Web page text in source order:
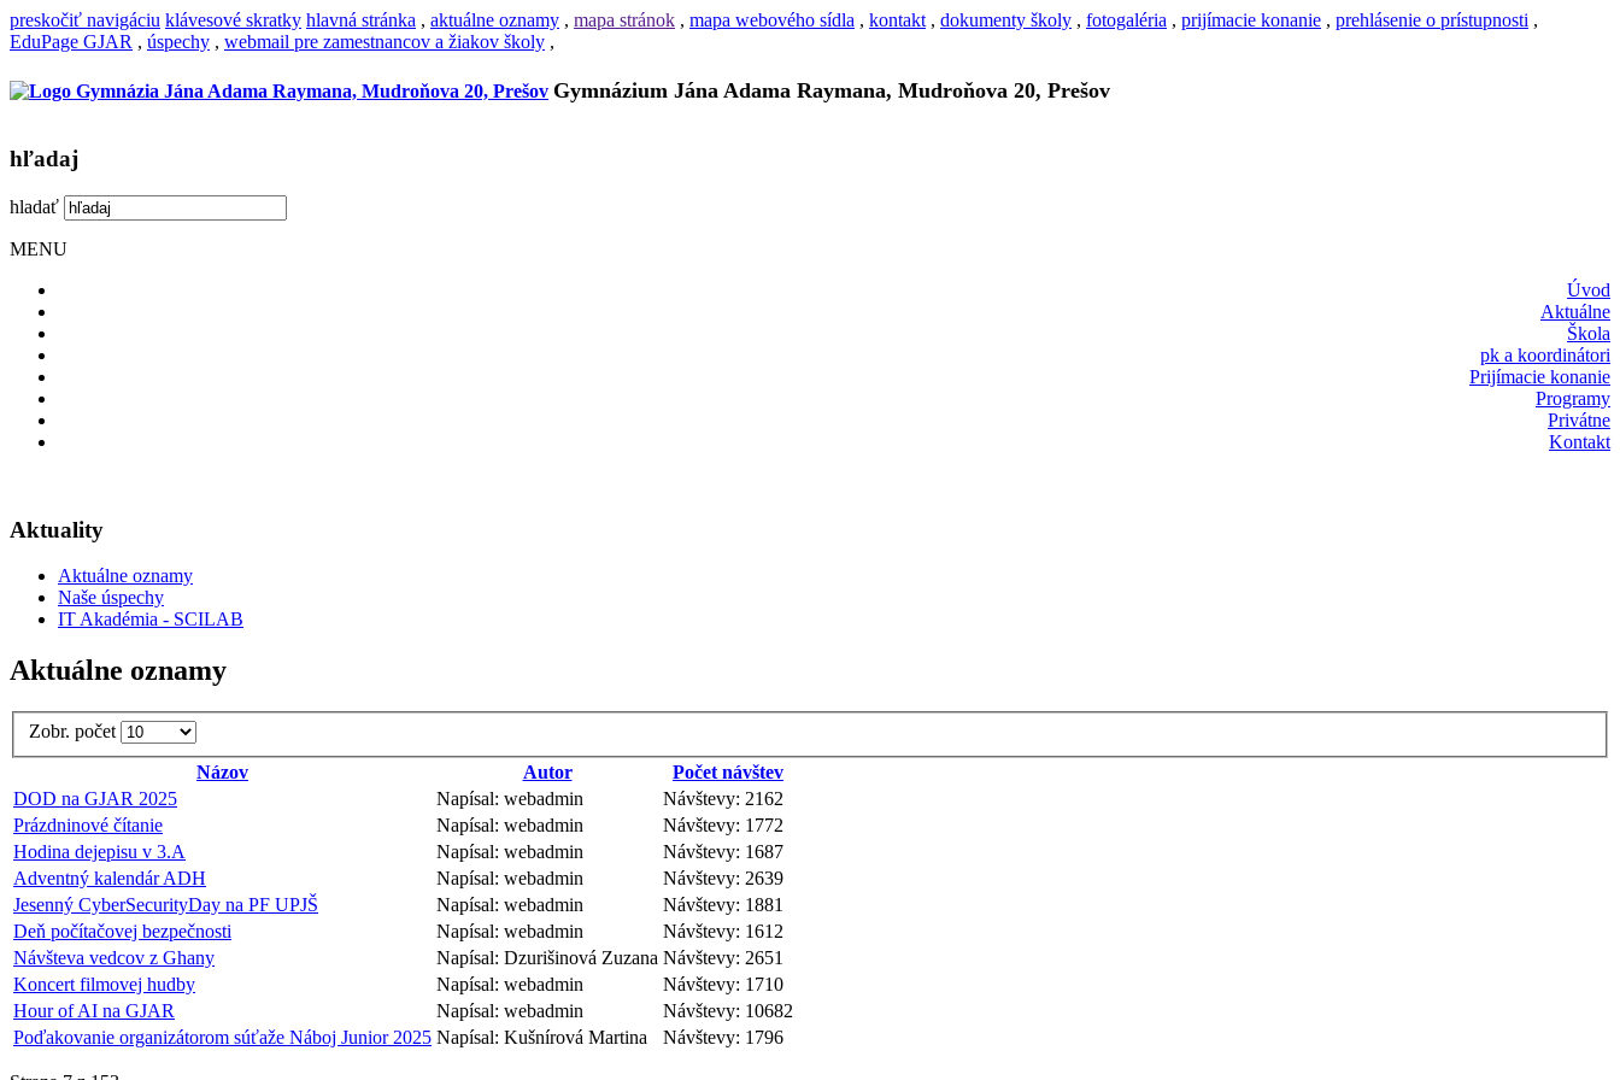
preskočiť navigáciu klávesové skratky hlavná stránka , aktuálne oznamy , mapa stránok , mapa webového sídla , kontakt , dokumenty školy , fotogaléria , prijímacie konanie , prehlásenie o prístupnosti ,
EduPage GJAR , úspechy , webmail pre zamestnancov a žiakov školy ,
Gymnázium Jána Adama Raymana, Mudroňova 20, Prešov
hľadaj
hladať
MENU
Úvod
Aktuálne
Škola
pk a koordinátori
Prijímacie konanie
Programy
Privátne
Kontakt
Aktuality
Aktuálne oznamy
Naše úspechy
IT Akadémia - SCILAB
Aktuálne oznamy
Zobr. počet
Názov
Autor
Počet návštev
DOD na GJAR 2025
Napísal: webadmin
Návštevy: 2162
Prázdninové čítanie
Napísal: webadmin
Návštevy: 1772
Hodina dejepisu v 3.A
Napísal: webadmin
Návštevy: 1687
Adventný kalendár ADH
Napísal: webadmin
Návštevy: 2639
Jesenný CyberSecurityDay na PF UPJŠ
Napísal: webadmin
Návštevy: 1881
Deň počítačovej bezpečnosti
Napísal: webadmin
Návštevy: 1612
Návšteva vedcov z Ghany
Napísal: Dzurišinová Zuzana Návštevy: 2651
Koncert filmovej hudby
Napísal: webadmin
Návštevy: 1710
Hour of AI na GJAR
Napísal: webadmin
Návštevy: 10682
Poďakovanie organizátorom súťaže Náboj Junior 2025 Napísal: Kušnírová Martina Návštevy: 1796